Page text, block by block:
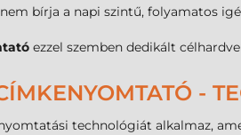
bírja a napi szintű, folyamatos
ezzel szemben dedikált
-
technológiát alkalmaz,